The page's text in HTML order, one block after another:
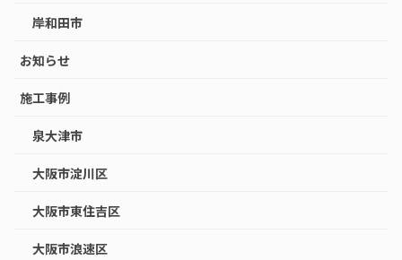
岸和田市
お知らせ
施工事例
泉大津市
大阪市淀川区
大阪市東住吉区
大阪市浪速区